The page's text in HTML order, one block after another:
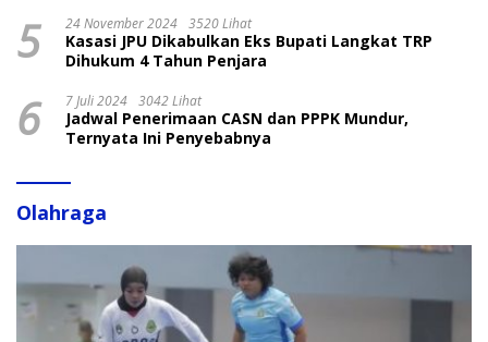
5 24 November 2024 3520 Lihat
Kasasi JPU Dikabulkan Eks Bupati Langkat TRP
Dihukum 4 Tahun Penjara
6 7 Juli 2024 3042 Lihat
Jadwal Penerimaan CASN dan PPPK Mundur,
Ternyata Ini Penyebabnya
Olahraga